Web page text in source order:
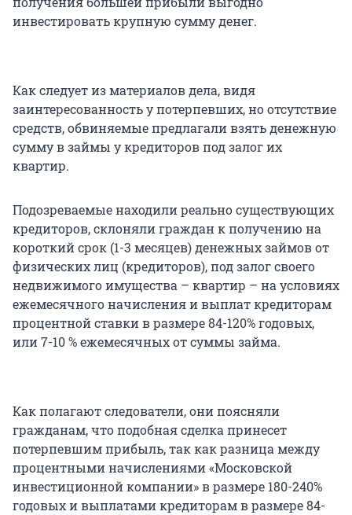
инвестировать крупную сумму денег.
Как следует из материалов дела, видя
заинтересованность у потерпевших, но отсутствие
средств, обвиняемые предлагали взять денежную
сумму в займы у кредиторов под залог их
квартир.
Подозреваемые находили реально существующих
кредиторов, склоняли граждан к получению на
короткий срок (1-3 месяцев) денежных займов от
физических лиц (кредиторов), под залог своего
недвижимого имущества – квартир – на условиях
ежемесячного начисления и выплат кредиторам
процентной ставки в размере 84-120% годовых,
или 7-10 % ежемесячных от суммы займа.
Как полагают следователи, они поясняли
гражданам, что подобная сделка принесет
потерпевшим прибыль, так как разница между
процентными начислениями «Московской
инвестиционной компании» в размере 180-240%
годовых и выплатами кредиторам в размере 84-